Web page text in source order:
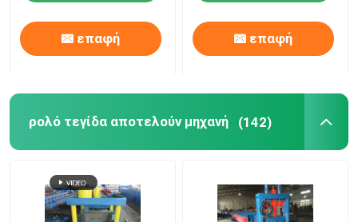
επαφή επαφή
ρολό τεγίδα αποτελούν μηχανή (142)